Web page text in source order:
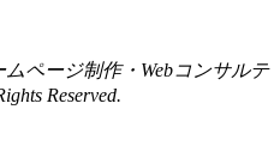
ページ制作・Webコンサルテ
Reserved.